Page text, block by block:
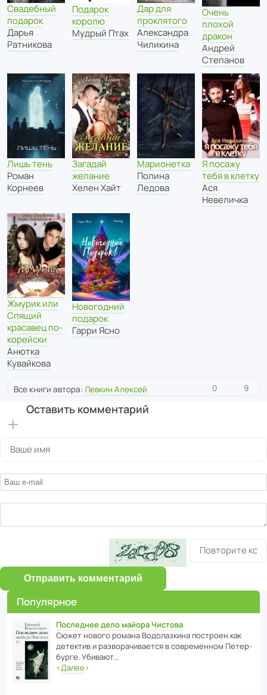
Свадебный
подарок
Дарья
Ратникова
Подарок
королю
Мудрый Птах
Дар для
проклятого
Александра
Чиликина
Очень
плохой
дракон
Андрей
Степанов
Лишь тень
Роман
Корнеев
Загадай
желание
Хелен Хайт
Марионетка
Полина
Ледова
Я посажу
тебя в клетку
Ася
Невеличка
Жмурик или
Спящий
красавец по-
корейски
Анютка
Кувайкова
Новогодний
подарок
Гарри Ясно
Все книги автора: Левкин Алексей 0 9
Оставить комментарий
Отправить комментарий
Популярное
Последнее дело майора Чистова
Сюжет нового романа Водо­ла­з­кина пост­роен как
дете­ктив и разво­ра­чи­ва­ется в совре­менном Пете­р­
бурге. Убивают…
‹Далее›